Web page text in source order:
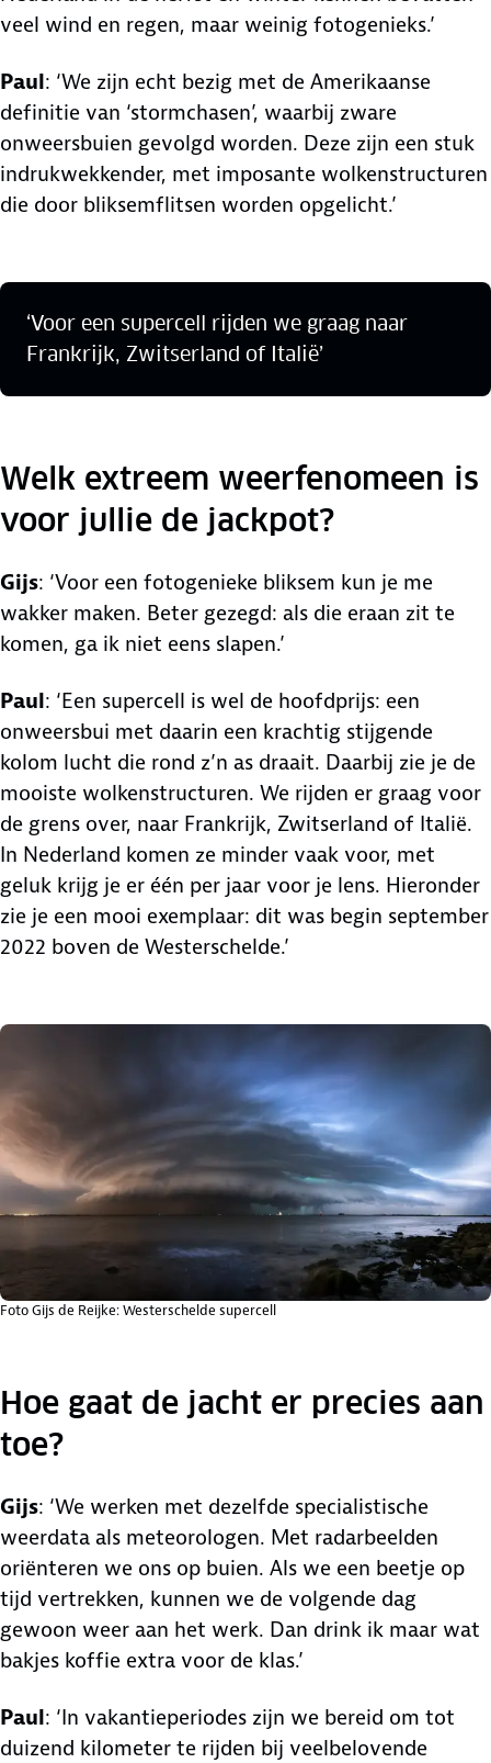
veel wind en regen, maar weinig fotogenieks.’
Paul: ‘We zijn echt bezig met de Amerikaanse
definitie van ‘stormchasen’, waarbij zware
onweersbuien gevolgd worden. Deze zijn een stuk
indrukwekkender, met imposante wolkenstructuren
die door bliksemflitsen worden opgelicht.’
‘Voor een supercell rijden we graag naar
Frankrijk, Zwitserland of Italië’
Welk extreem weerfenomeen is
voor jullie de jackpot?
Gijs: ‘Voor een fotogenieke bliksem kun je me
wakker maken. Beter gezegd: als die eraan zit te
komen, ga ik niet eens slapen.’
Paul: ‘Een supercell is wel de hoofdprijs: een
onweersbui met daarin een krachtig stijgende
kolom lucht die rond z’n as draait. Daarbij zie je de
mooiste wolkenstructuren. We rijden er graag voor
de grens over, naar Frankrijk, Zwitserland of Italië.
In Nederland komen ze minder vaak voor, met
geluk krijg je er één per jaar voor je lens. Hieronder
zie je een mooi exemplaar: dit was begin september
2022 boven de Westerschelde.’
Foto Gijs de Reijke: Westerschelde supercell
Hoe gaat de jacht er precies aan
toe?
Gijs: ‘We werken met dezelfde specialistische
weerdata als meteorologen. Met radarbeelden
oriënteren we ons op buien. Als we een beetje op
tijd vertrekken, kunnen we de volgende dag
gewoon weer aan het werk. Dan drink ik maar wat
bakjes koffie extra voor de klas.’
Paul: ‘In vakantieperiodes zijn we bereid om tot
duizend kilometer te rijden bij veelbelovende